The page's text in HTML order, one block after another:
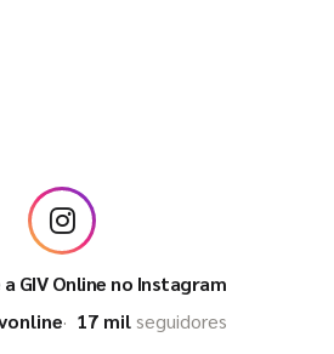
GIV Online no Instagram
17 milseguidores